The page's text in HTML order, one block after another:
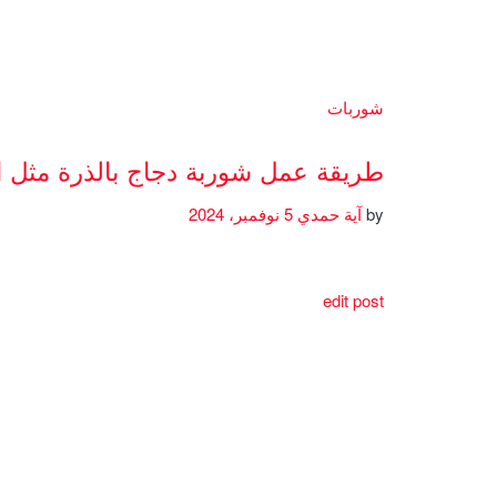
شوربات
طريقة عمل شوربة دجاج بالذرة مثل
byآية حمدي
edit post